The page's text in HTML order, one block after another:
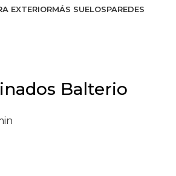
EXTERIORMÁS SUELOSPAREDES
Balterio